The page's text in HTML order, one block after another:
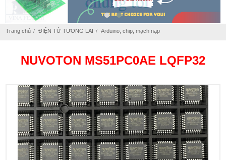
Trang chủ ĐIỆN TỬ TƯƠNG LAI Arduino, chip, mạch nạp
NUVOTON MS51PC0AE LQFP32